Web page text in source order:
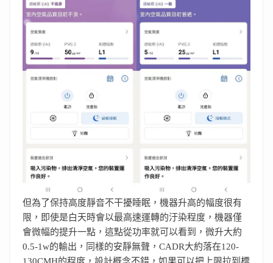
但為了保持高度靜音不干擾睡眠，機器升高的幅度很有
限，即使是白天時會以最高速運轉的汙染程度，機器僅
會微幅的提升一點，這點從功率就可以看到，微升大約
0.5-1w的輸出，同樣的安靜無聲，CADR大約落在120-